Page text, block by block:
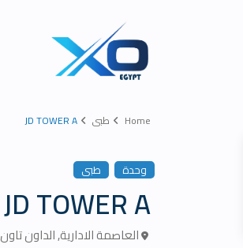
Home طبى JD TOWER A
وحدة طبى
JD TOWER A
العاصمة الادارية,الداون تاون